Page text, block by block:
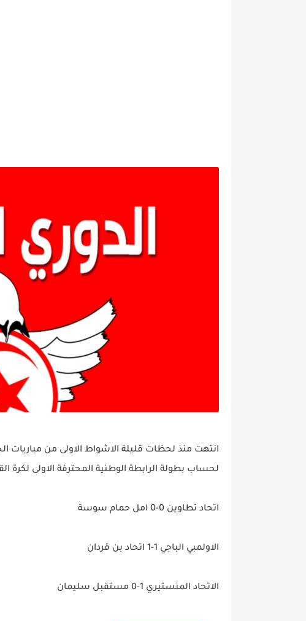
انتهت منذ لحظات قليلة الاشواط الاولى من مباريات
لحساب بطولة الرابطة الوطنية المحترفة الاولى لكرة
اتحاد تطاوين 0-0 امل حمام سوسة
الاولمبي الباجي 1-1 اتحاد بن قردان
الاتحاد المنستيري 1-0 مستقبل سليمان